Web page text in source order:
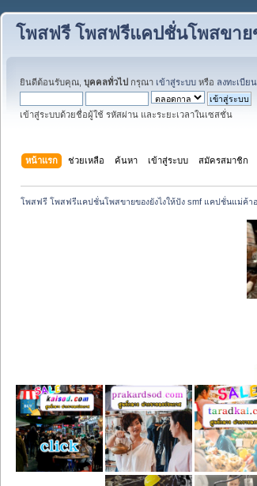
โพสฟรี โพสฟรีแคปชั่นโพสขาย
ยินดีต้อนรับคุณ, บุคคลทั่วไป กรุณา เข้าสู่ระบบ หรือ ลงทะเบียน
เข้าสู่ระบบด้วยชื่อผู้ใช้ รหัสผ่าน และระยะเวลาในเซสชั่น
หน้าแรก ช่วยเหลือ ค้นหา เข้าสู่ระบบ สมัครสมาชิก
โพสฟรี โพสฟรีแคปชั่นโพสขายของยังไงให้ปัง smf แคปชั่นแม่ค้า